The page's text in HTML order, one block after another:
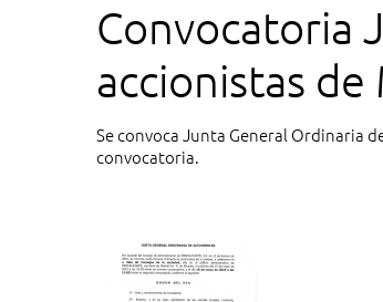
Convocatoria
accionistas de
Se convoca Junta General Ordinaria
convocatoria.